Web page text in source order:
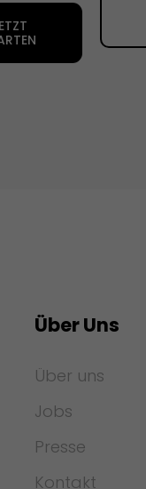
Über Uns
Über uns
Jobs
Presse
Kontakt